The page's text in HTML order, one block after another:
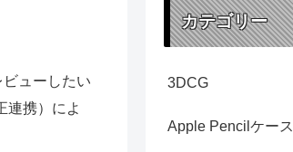
ューしたい
連携）によ
カテゴリー
3DCG
Apple Pencilケース